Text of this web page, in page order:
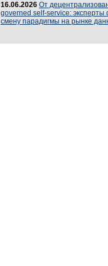
16.06.2026 От
governed self-service: эксперты
смену парадигмы на рынке